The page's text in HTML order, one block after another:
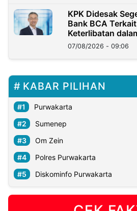
KPK Didesak
Bank BCA
Keterlibatan
Dana Nasabah
07/08/2026 - 09:06
KABAR PILIHAN
Purwakarta
Sumenep
Om Zein
Polres Purwakarta
Diskominfo Purwakarta